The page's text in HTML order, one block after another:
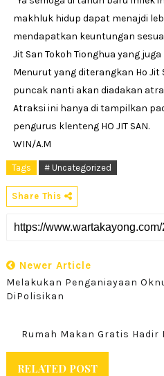
makhluk hidup dapat menajdi
mendapatkan keuntungan
Jit San Tokoh Tionghua yang
Menurut yang diterangkan Ho Jit
puncak nanti akan diadakan
Atraksi ini hanya di tampilkan
pengurus klenteng HO JIT SAN.
WIN/A.M
Tags # Uncategorized
Share This
Newer Article
Melakukan Penganiayaan
DiPolisikan
Rumah Makan Gratis Hadir
RELATED POST